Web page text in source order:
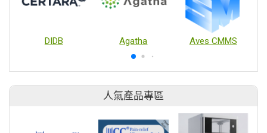
DIDB Agatha Aves CMMS
人氣產品專區